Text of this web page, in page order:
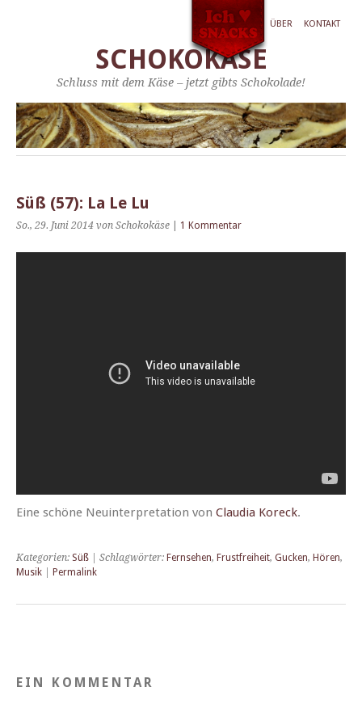
ÜBER KONTAKT
SCHOKOKÄSE
Schluss mit dem Käse – jetzt gibts Schokolade!
Süß (57): La Le Lu
So., 29. Juni 2014 von Schokokäse 1 Kommentar
Eine schöne Neuin­ter­pre­ta­tion von Clau­dia Koreck.
Kategorien: Süß | Schlagwörter: Fernsehen, Frustfreiheit, Gucken, Hören,
Musik
Permalink
EIN KOMMENTAR